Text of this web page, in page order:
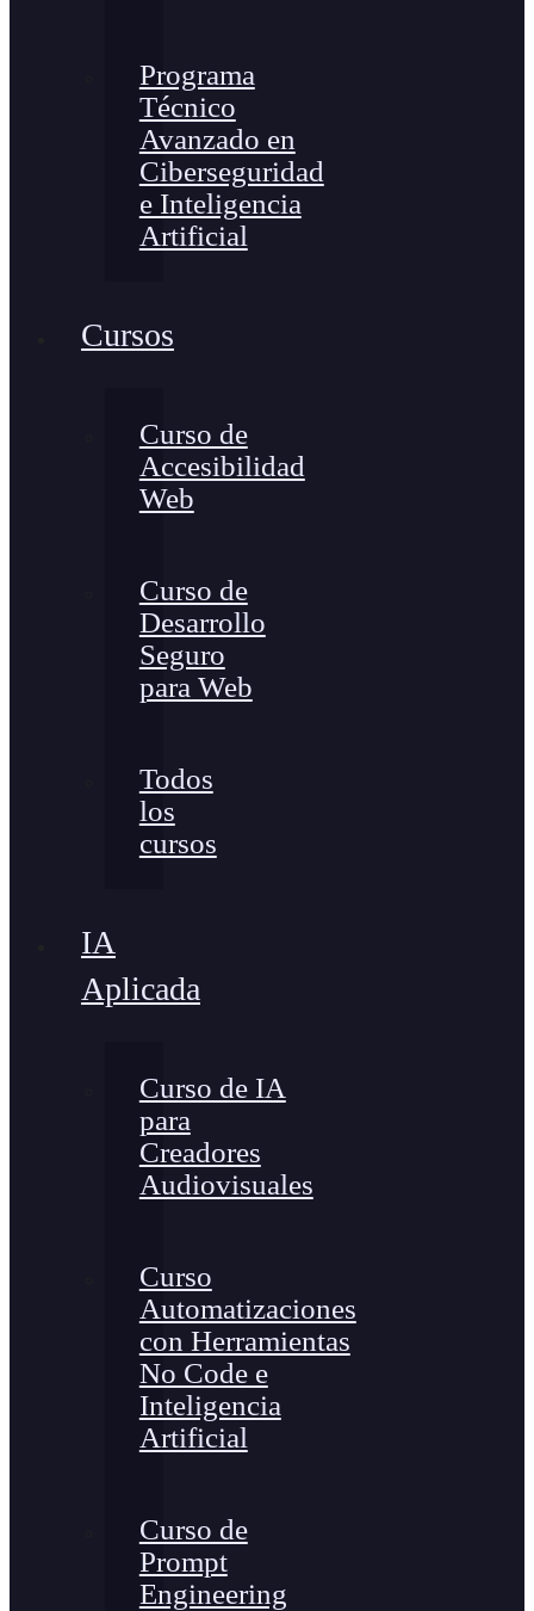
Programa
Técnico
Avanzado en
Ciberseguridad
e Inteligencia
Artificial
Cursos
Curso de
Accesibilidad
Web
Curso de
Desarrollo
Seguro
para Web
Todos
los
cursos
IA
Aplicada
Curso de IA
para
Creadores
Audiovisuales
Curso
Automatizaciones
con Herramientas
No Code e
Inteligencia
Artificial
Curso de
Prompt
Engineering